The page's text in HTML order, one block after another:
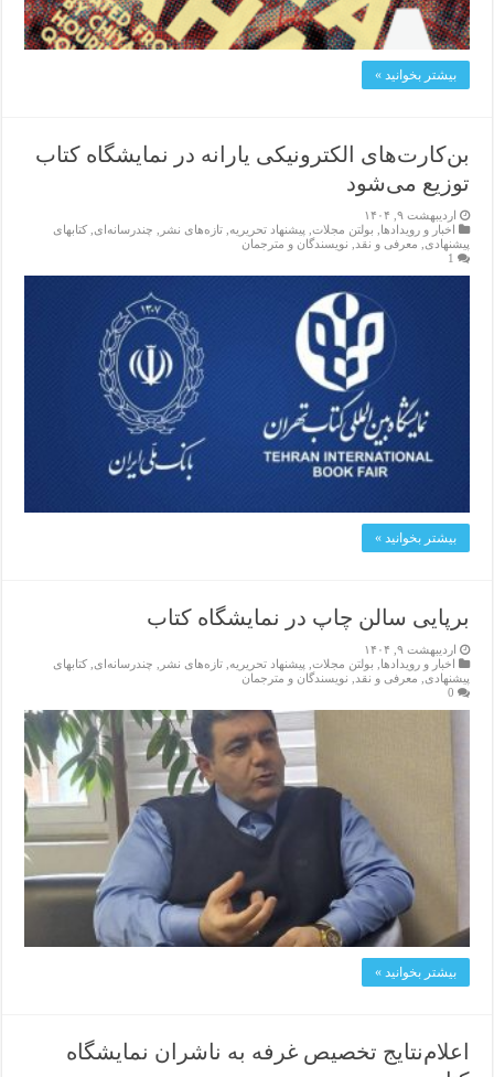
بیشتر بخوانید »
بن‌کارت‌های الکترونیکی یارانه در نمایشگاه کتاب
توزیع می‌شود
اردیبهشت ۹, ۱۴۰۴
اخبار و رویدادها
بولتن مجلات پیشنهاد تحریریه ,تازەهای نشر چندرسانه‌ای ,کتابهای
پیشنهادی
معرفی و نقد
نویسندگان و مترجمان
1
بیشتر بخوانید »
برپایی سالن چاپ در نمایشگاه کتاب
اردیبهشت ۹, ۱۴۰۴
اخبار و رویدادها
بولتن مجلات پیشنهاد تحریریه ,تازەهای نشر چندرسانه‌ای ,کتابهای
پیشنهادی
معرفی و نقد
نویسندگان و مترجمان
0
بیشتر بخوانید »
اعلام‌نتایج تخصیص غرفه به ناشران نمایشگاه